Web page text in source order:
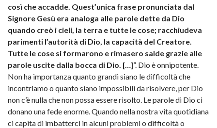
così che accadde. Quest’unica frase pronunciata dal
Signore Gesù era analoga alle parole dette da Dio
quando creò i cieli, la terra e tutte le cose; racchiudeva
parimenti l’autorità di Dio, la capacità del Creatore.
Tutte le cose si formarono e rimasero salde grazie alle
parole uscite dalla bocca di Dio. […]”. Dio è onnipotente.
Non ha importanza quanto grandi siano le difficoltà che
incontriamo o quanto siano impossibili da risolvere, per Dio
non c’è nulla che non possa essere risolto. Le parole di Dio ci
donano una fede enorme. Quando nella nostra vita quotidiana
ci capita di imbatterci in alcuni problemi o difficoltà o